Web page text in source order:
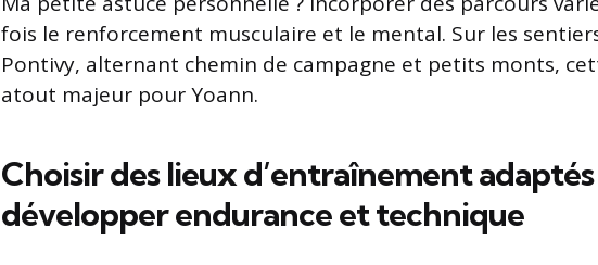
fois le renforcement musculaire et le mental. Sur les
Pontivy, alternant chemin de campagne et petits monts,
atout majeur pour Yoann.
Choisir des lieux d’entraînement
développer endurance et technique